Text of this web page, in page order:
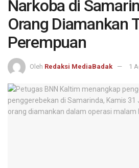
Narkoba di
Orang Diamankan
Perempuan
Oleh Redaksi MediaBadak 1